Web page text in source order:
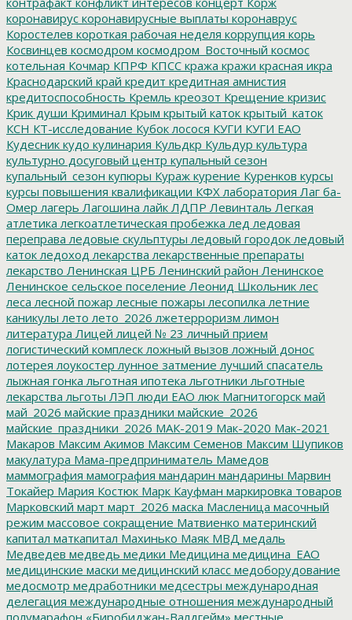
коронавирус коронавирусные выплаты коронаврус
Коростелев короткая рабочая неделя коррупция корь
Косвинцев космодром космодром_Восточный космос
котельная Кочмар КПРФ КПСС кража кражи красная икра
Краснодарский край кредит кредитная амнистия
кредитоспособность Кремль креозот Крещение кризис
Крик души Криминал Крым крытый каток крытый_каток
КСН КТ-исследование Кубок лосося КУГИ КУГИ ЕАО
Кудесник кудо кулинария Кульдкр Кульдур культура
культурно досуговый центр купальный сезон
купальный_сезон купюры Кураж курение Куренков курсы
курсы повышения квалификации КФХ лаборатория Лаг ба-
Омер лагерь Лагошина лайк ЛДПР Левинталь Легкая
атлетика легкоатлетическая пробежка лед ледовая
переправа ледовые скульптуры ледовый городок ледовый
каток ледоход лекарства лекарственные препараты
лекарство Ленинская ЦРБ Ленинский район Ленинское
Ленинское сельское поселение Леонид Школьник лес
леса лесной пожар лесные пожары лесопилка летние
каникулы лето лето_2026 лжетерроризм лимон
литература Лицей лицей № 23 личный прием
логистический комплеск ложный вызов ложный донос
лотерея лоукостер лунное затмение лучший спасатель
лыжная гонка льготная ипотека льготники льготные
лекарства льготы ЛЭП люди ЕАО люк Магнитогорск май
май_2026 майские праздники майские_2026
майские_праздники_2026 МАК-2019 Мак-2020 Мак-2021
Макаров Максим Акимов Максим Семенов Максим Шупиков
макулатура Мама-предприниматель Мамедов
маммография мамография мандарин мандарины Марвин
Токайер Мария Костюк Марк Кауфман маркировка товаров
Марковский март март_2026 маска Масленица масочный
режим массовое сокращение Матвиенко материнский
капитал маткапитал Махинько Маяк МВД медаль
Медведев медведь медики Медицина медицина_ЕАО
медицинские маски медицинский класс медоборудование
медосмотр медработники медсестры международная
делегация международные отношения международный
полумарафон «Биробиджан-Валдгейм» местные